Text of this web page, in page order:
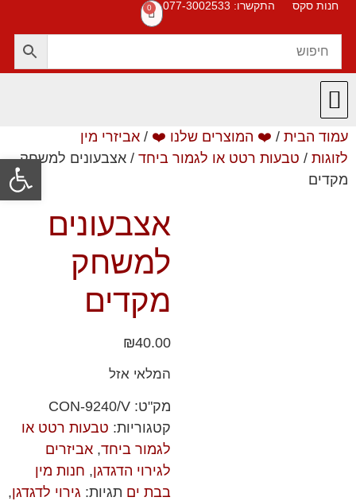
חנות סקס התקשרו: 077-3002533 0
עמוד הבית / ❤️ המוצרים שלנו ❤️ / אביזרי מין
לזוגות / טבעות רטט או לגמור ביחד / אצבעונים למשחק
מקדים
אצבעונים
למשחק
מקדים
₪40.00
המלאי אזל
מק"ט: CON-9240/V
קטגוריות: טבעות רטט או
לגמור ביחד, אביזרים
לגירוי הדגדגן, חנות מין
בבת ים תגיות: גירוי לדגדגן,
פתח